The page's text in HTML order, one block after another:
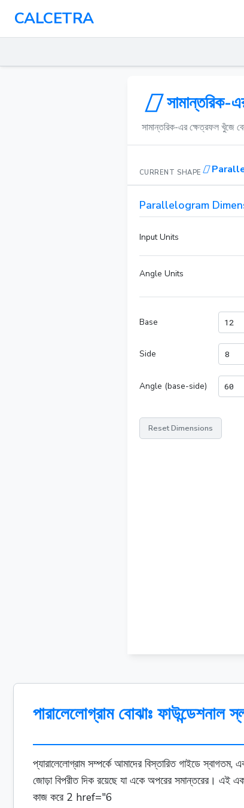
CALCETRA
সামান্তরিক-এর ক্ষেত্রফল খুঁজে
CURRENT SHAPE
Parallelogram
Input Units
Angle Units
Base
Side
Angle (base-side)
Reset Dimensions
পারালেলোগ্রাম বোঝাঃ ফাউন্ডেশনাল
প্যারালেলোগ্রাম সম্পর্কে আমাদের বিস্তারিত গাইডে
জোড়া বিপরীত দিক রয়েছে যা একে অপরের সমান্তরের। এই
কাজ করে 2 href="6